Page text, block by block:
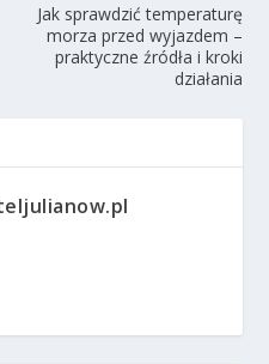
Jak sprawdzić temperaturę
morza przed wyjazdem –
praktyczne źródła i kroki
działania